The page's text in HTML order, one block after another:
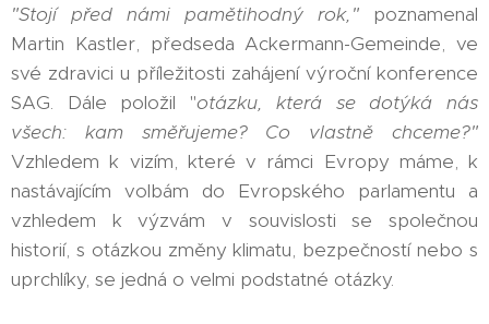
"Stojí před námi pamětihodný rok," poznamenal
Martin Kastler, předseda Ackermann-Gemeinde, ve
své zdravici u příležitosti zahájení výroční konference
SAG. Dále položil "otázku, která se dotýká nás
všech: kam směřujeme? Co vlastně chceme?"
Vzhledem k vizím, které v rámci Evropy máme, k
nastávajícím volbám do Evropského parlamentu a
vzhledem k výzvám v souvislosti se společnou
historií, s otázkou změny klimatu, bezpečností nebo s
uprchlíky, se jedná o velmi podstatné otázky.